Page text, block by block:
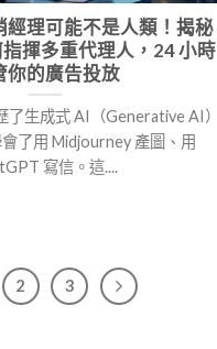
經理可能不是人類！揭秘
揮多重代理人，24 小時
你的廣告投放
了生成式 AI（Generative AI）
了用 Midjourney 產圖、用
寫信。這....
2 3